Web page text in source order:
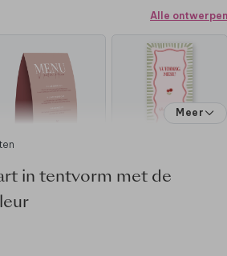
Alle ontwerpen
Meer
in tentvorm met de